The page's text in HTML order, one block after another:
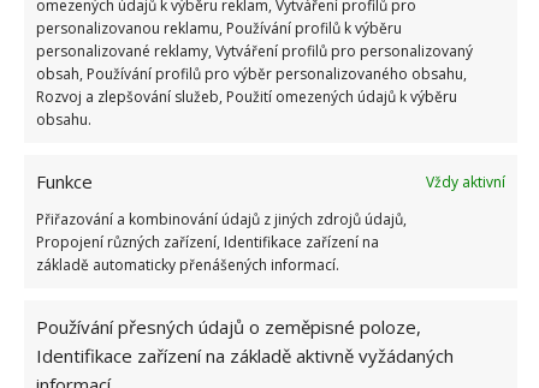
omezených údajů k výběru reklam, Vytváření profilů pro
personalizovanou reklamu, Používání profilů k výběru
personalizované reklamy, Vytváření profilů pro personalizovaný
obsah, Používání profilů pro výběr personalizovaného obsahu,
Rozvoj a zlepšování služeb, Použití omezených údajů k výběru
obsahu.
Funkce
Vždy aktivní
Přiřazování a kombinování údajů z jiných zdrojů údajů,
Propojení různých zařízení, Identifikace zařízení na
základě automaticky přenášených informací.
Používání přesných údajů o zeměpisné poloze,
Identifikace zařízení na základě aktivně vyžádaných
varných desek a vařičů.
Ochranné prvky
jednotlivě anebo jako sadu. Týká se to většinou
protiskluzových podložek, záložek do dveří, aby se
nedaly zavírat a dítě si nepřiskříplo ručičku, ochrany
hran a rohů nábytku a další.
Obrázek: pixabay